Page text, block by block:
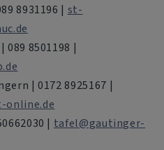
8931196 | st-
8501198 |
| 0172 8925167 |
online.de
| tafel@gautinger-